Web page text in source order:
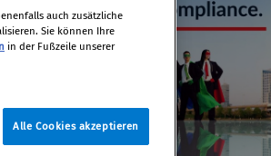
auch zusätzliche
Sie können Ihre
in der Fußzeile unserer
Alle Cookies akzeptieren